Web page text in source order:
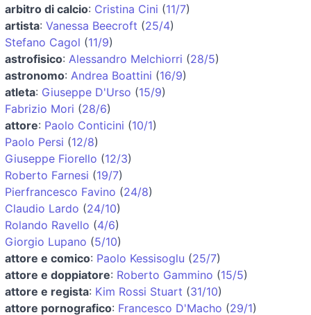
arbitro di calcio: Cristina Cini (11/7)
artista: Vanessa Beecroft (25/4)
Stefano Cagol (11/9)
astrofisico: Alessandro Melchiorri (28/5)
astronomo: Andrea Boattini (16/9)
atleta: Giuseppe D'Urso (15/9)
Fabrizio Mori (28/6)
attore: Paolo Conticini (10/1)
Paolo Persi (12/8)
Giuseppe Fiorello (12/3)
Roberto Farnesi (19/7)
Pierfrancesco Favino (24/8)
Claudio Lardo (24/10)
Rolando Ravello (4/6)
Giorgio Lupano (5/10)
attore e comico: Paolo Kessisoglu (25/7)
attore e doppiatore: Roberto Gammino (15/5)
attore e regista: Kim Rossi Stuart (31/10)
attore pornografico: Francesco D'Macho (29/1)